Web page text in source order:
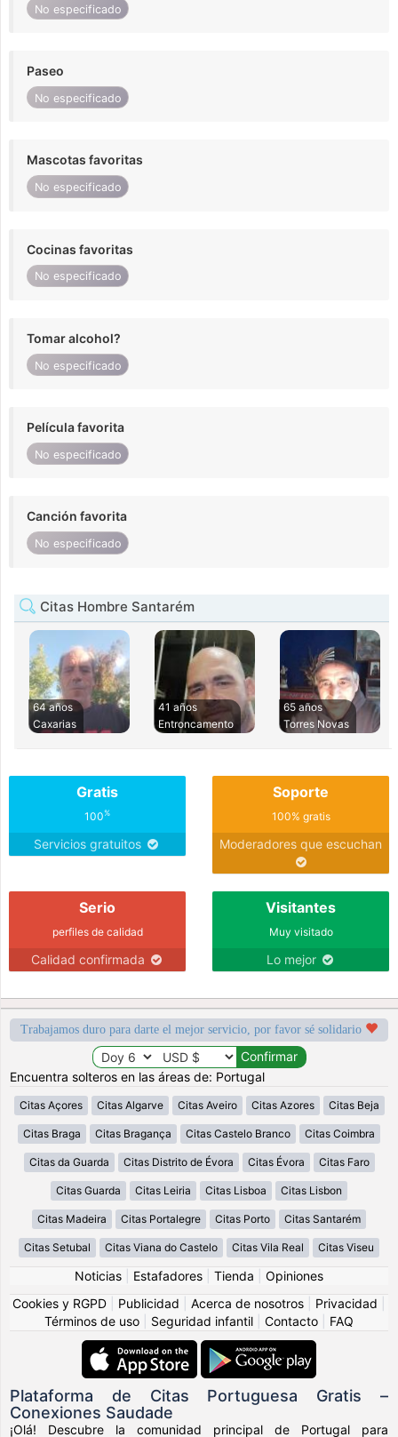
No especificado
Paseo
No especificado
Mascotas favoritas
No especificado
Cocinas favoritas
No especificado
Tomar alcohol?
No especificado
Película favorita
No especificado
Canción favorita
No especificado
Citas Hombre Santarém
64 años
Caxarias
41 años
Entroncamento
65 años
Torres Novas
Gratis
100%
Servicios gratuitos
Soporte
100% gratis
Moderadores que escuchan
Serio
perfiles de calidad
Calidad confirmada
Visitantes
Muy visitado
Lo mejor
Trabajamos duro para darte el mejor servicio, por favor sé solidario
Encuentra solteros en las áreas de: Portugal
Citas Açores Citas Algarve Citas Aveiro Citas Azores Citas Beja
Citas Braga Citas Bragança Citas Castelo Branco Citas Coimbra
Citas da Guarda Citas Distrito de Évora Citas Évora Citas Faro
Citas Guarda Citas Leiria Citas Lisboa Citas Lisbon
Citas Madeira Citas Portalegre Citas Porto Citas Santarém
Citas Setubal Citas Viana do Castelo Citas Vila Real Citas Viseu
Noticias Estafadores Tienda
Opiniones
Cookies y RGPD
Publicidad Acerca de nosotros Privacidad
Términos de uso
Seguridad infantil Contacto FAQ
Plataforma de Citas Portuguesa Gratis –
Conexiones Saudade
¡Olá! Descubre la comunidad principal de Portugal para